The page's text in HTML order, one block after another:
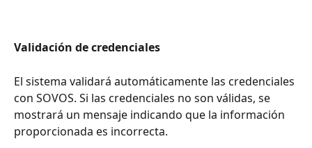
Validación de credenciales
El sistema validará automáticamente las credenciales
con SOVOS. Si las credenciales no son válidas, se
mostrará un mensaje indicando que la información
proporcionada es incorrecta.